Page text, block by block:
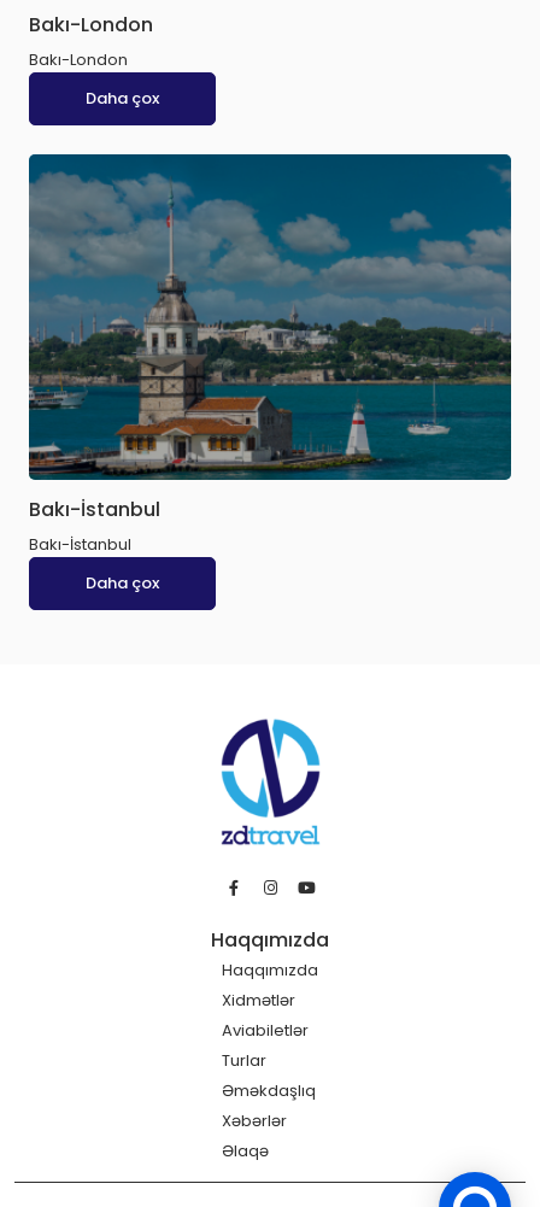
Bakı-London
Bakı-London
Daha çox
Bakı-İstanbul
Bakı-İstanbul
Daha çox
Haqqımızda
Haqqımızda
Xidmətlər
Aviabiletlər
Turlar
Əməkdaşlıq
Xəbərlər
Əlaqə